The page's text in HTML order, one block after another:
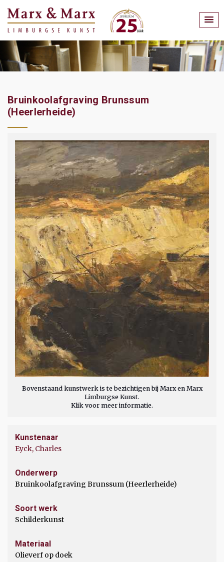
Bruinkoolafgraving Brunssum
(Heerlerheide)
Bovenstaand kunstwerk is te bezichtigen bij Marx en Marx
Limburgse Kunst.
Klik voor meer informatie.
Kunstenaar
Eyck, Charles
Onderwerp
Bruinkoolafgraving Brunssum (Heerlerheide)
Soort werk
Schilderkunst
Materiaal
Olieverf op doek